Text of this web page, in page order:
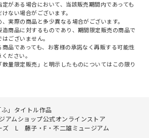
がある場合において、当該販売期間内であっても
ない場合がございます。
実際の商品と多少異なる場合がございます。
商品に対するものであり、期間限定販売の商品で
ございません。
品であっても、お客様の承諾なく再販する可能性
ださい。
量限定販売」と明示したものについてはこの限り
ふ」タイトル作品
アムショップ公式オンラインストア
ズ L 藤子・F・不二雄ミュージアム